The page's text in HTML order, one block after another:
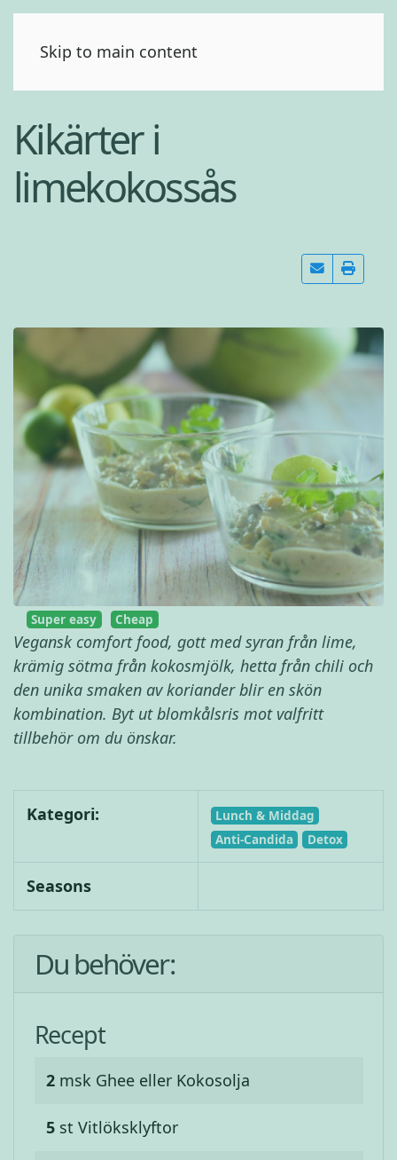
Skip to main content
Kikärter i
limekokossås
Super easy Cheap
Vegansk comfort food, gott med syran från lime,
krämig sötma från kokosmjölk, hetta från chili och
den unika smaken av koriander blir en skön
kombination. Byt ut blomkålsris mot valfritt
tillbehör om du önskar.
Kategori:
Lunch & Middag
Anti-Candida
Detox
Seasons
Du behöver:
Recept
2 msk Ghee eller Kokosolja
5 st Vitlöksklyftor